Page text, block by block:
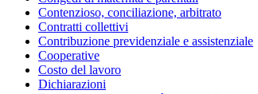
Contenzioso, conciliazione, arbitrato
Contratti collettivi
Contribuzione previdenziale e assistenziale
Cooperative
Costo del lavoro
Dichiarazioni